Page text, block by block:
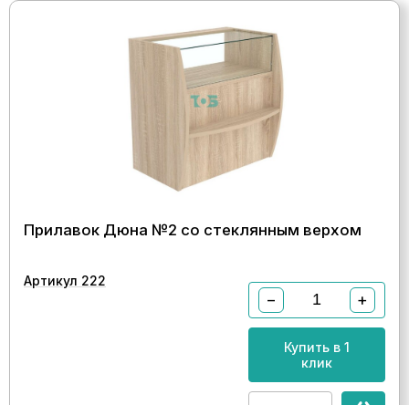
Прилавок Дюна №2 со стеклянным верхом
Артикул 222
− +
Купить в 1
клик